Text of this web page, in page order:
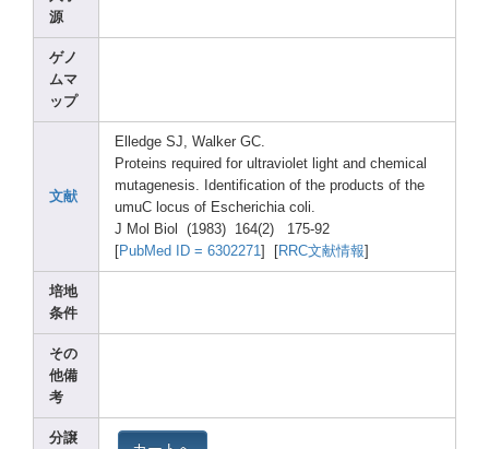
源
ゲノ
ムマ
ップ
文献
Elledge SJ, Walker GC.
Proteins required for ultraviolet light and chemical
mutagenesis. Identification of the products of the
umuC locus of Escherichia coli.
J Mol Biol (1983) 164(2) 175-92
PubMed ID = 6302271 RRC文献情報
培地
条件
その
他備
考
分譲